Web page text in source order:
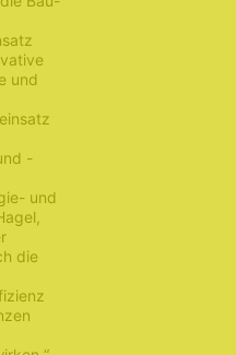
und
-
und
die